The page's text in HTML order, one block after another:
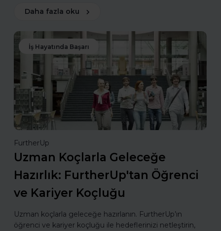
Daha fazla oku
İş Hayatında Başarı
FurtherUp
Uzman Koçlarla Geleceğe
Hazırlık: FurtherUp'tan Öğrenci
ve Kariyer Koçluğu
Uzman koçlarla geleceğe hazırlanın. FurtherUp’ın
öğrenci ve kariyer koçluğu ile hedeflerinizi netleştirin,